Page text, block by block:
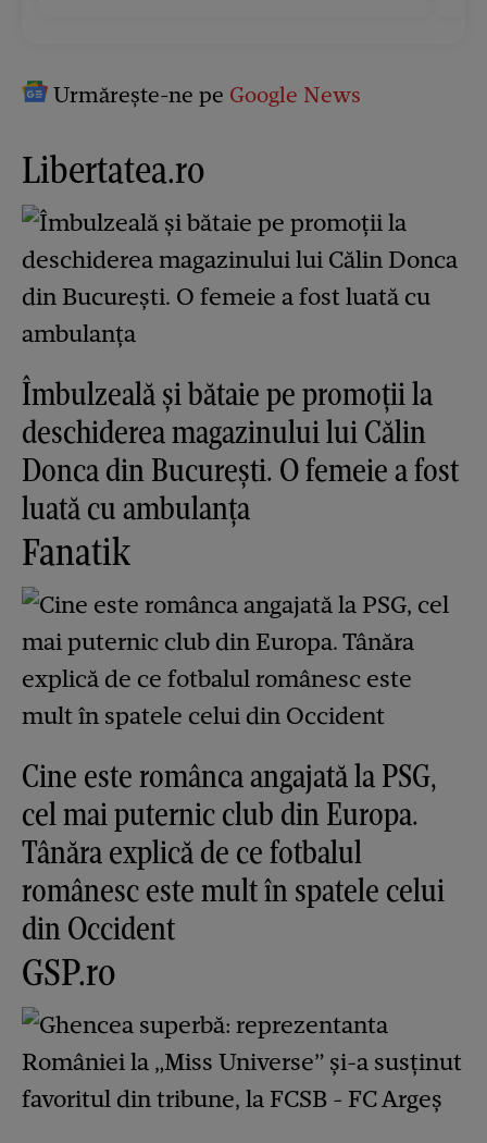
Urmărește-ne pe Google News
Libertatea.ro
Îmbulzeală și bătaie pe promoții la
deschiderea magazinului lui Călin
Donca din București. O femeie a fost
luată cu ambulanța
Fanatik
Cine este românca angajată la PSG,
cel mai puternic club din Europa.
Tânăra explică de ce fotbalul
românesc este mult în spatele celui
din Occident
GSP.ro